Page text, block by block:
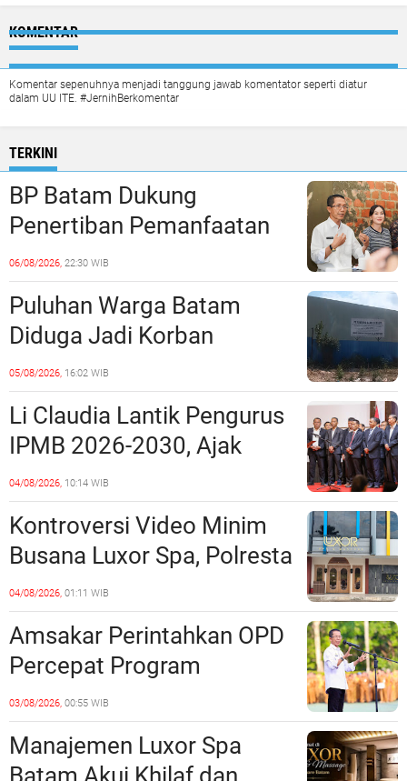
KOMENTAR
Komentar sepenuhnya menjadi tanggung jawab komentator seperti diatur
dalam UU ITE. #JernihBerkomentar
TERKINI
BP Batam Dukung
Penertiban Pemanfaatan
Ruang Laut Sesuai
Ketentuan Peraturan
Perundang-undangan
06/08/2026, 22:30 WIB
Puluhan Warga Batam
Diduga Jadi Korban
Penipuan Kavling Hingga
Miliaran Rupiah, Laporan ke
Polda Kepri Jalan di
Tempat?
05/08/2026, 16:02 WIB
Li Claudia Lantik Pengurus
IPMB 2026-2030, Ajak
Perkuat Kerukunan dan
Sinergi dengan Pemko
Batam
04/08/2026, 10:14 WIB
Kontroversi Video Minim
Busana Luxor Spa, Polresta
Barelang Usut Tuntas
Unsur Pelanggaran Hukum
04/08/2026, 01:11 WIB
Amsakar Perintahkan OPD
Percepat Program
Prioritas, Targetkan
Realisasi Pembangunan
Lampaui 50 Persen
03/08/2026, 00:55 WIB
Manajemen Luxor Spa